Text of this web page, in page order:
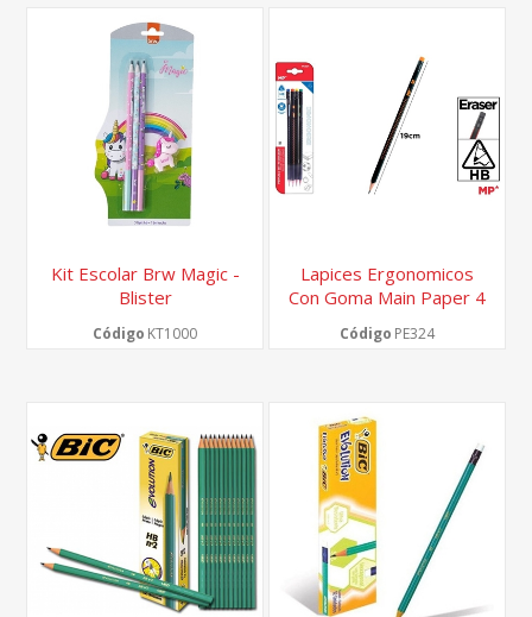
Kit Escolar Brw Magic -
Blister
Código KT1000
Lapices Ergonomicos
Con Goma Main Paper 4
Unidades
Código PE324